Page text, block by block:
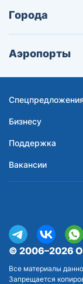
Города
Аэропорты
Спецпредложения
Бизнесу
Поддержка
Вакансии
© 2006–2026
Все материалы
Запрещается